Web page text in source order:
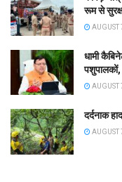
रूम से
AUGUST
धामी
पशुपालकों,
AUGUST
दर्दनाक
AUGUST